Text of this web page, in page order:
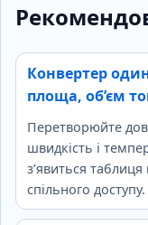
Конвертер
площа, об’єм
Перетворюйте
швидкість і
з’явиться
спільного доступу.